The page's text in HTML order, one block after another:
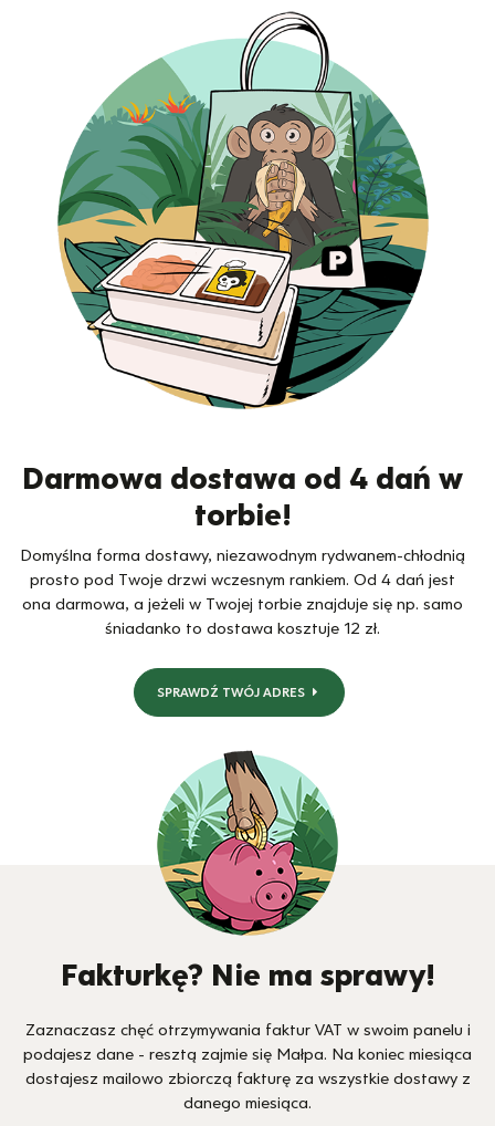
Darmowa dostawa od 4 dań w
torbie!
Domyślna forma dostawy, niezawodnym rydwanem-chłodnią
prosto pod Twoje drzwi wczesnym rankiem. Od 4 dań jest
ona darmowa, a jeżeli w Twojej torbie znajduje się np. samo
śniadanko to dostawa kosztuje 12 zł.
SPRAWDŹ TWÓJ ADRES
Fakturkę? Nie ma sprawy!
Zaznaczasz chęć otrzymywania faktur VAT w swoim panelu i
podajesz dane - resztą zajmie się Małpa. Na koniec miesiąca
dostajesz mailowo zbiorczą fakturę za wszystkie dostawy z
danego miesiąca.